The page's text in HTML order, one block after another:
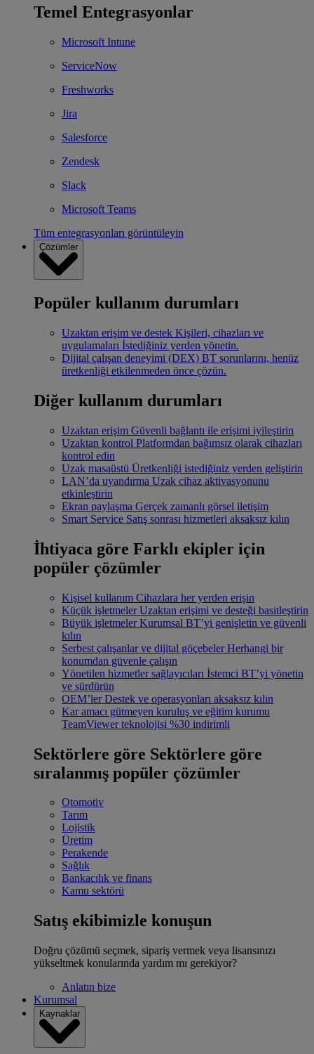
Temel Entegrasyonlar
Microsoft Intune
ServiceNow
Freshworks
Jira
Salesforce
Zendesk
Slack
Microsoft Teams
Tüm entegrasyonları görüntüleyin
Çözümler
Popüler kullanım durumları
Uzaktan erişim ve destek Kişileri, cihazları ve
uygulamaları İstediğiniz yerden yönetin.
Dijital çalışan deneyimi (DEX) BT sorunlarını, henüz
üretkenliği etkilenmeden önce çözün.
Diğer kullanım durumları
Uzaktan erişim Güvenli bağlantı ile erişimi iyileştirin
Uzaktan kontrol Platformdan bağımsız olarak cihazları
kontrol edin
Uzak masaüstü Üretkenliği istediğiniz yerden geliştirin
LAN’da uyandırma Uzak cihaz aktivasyonunu
etkinleştirin
Ekran paylaşma Gerçek zamanlı görsel iletişim
Smart Service Satış sonrası hizmetleri aksaksız kılın
İhtiyaca göre Farklı ekipler için
popüler çözümler
Kişisel kullanım Cihazlara her yerden erişin
Küçük işletmeler Uzaktan erişimi ve desteği basitleştirin
Büyük işletmeler Kurumsal BT’yi genişletin ve güvenli
kılın
Serbest çalışanlar ve dijital göçebeler Herhangi bir
konumdan güvenle çalışın
Yönetilen hizmetler sağlayıcıları İstemci BT’yi yönetin
ve sürdürün
OEM’ler Destek ve operasyonları aksaksız kılın
Kar amacı gütmeyen kuruluş ve eğitim kurumu
TeamViewer teknolojisi %30 indirimli
Sektörlere göre Sektörlere göre
sıralanmış popüler çözümler
Otomotiv
Tarım
Lojistik
Üretim
Perakende
Sağlık
Bankacılık ve finans
Kamu sektörü
Satış ekibimizle konuşun
Doğru çözümü seçmek, sipariş vermek veya lisansınızı
yükseltmek konularında yardım mı gerekiyor?
Anlatın bize
Kurumsal
Kaynaklar